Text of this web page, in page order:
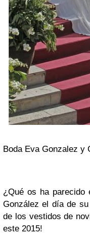
Boda Eva Gonzalez y
¿Qué os ha
González el día de
de los vestidos de
este 2015!